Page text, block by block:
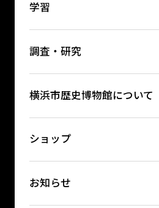
学習
調査・研究
横浜市歴史博物館について
ショップ
お知らせ